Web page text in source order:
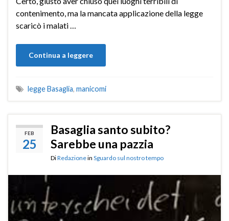
contenimento, ma la mancata applicazione della legge
scaricò i malati …
Continua a leggere
legge Basaglia, manicomi
FEB
25
Basaglia santo subito?
Sarebbe una pazzia
DiRedazionein Sguardo sul nostro tempo